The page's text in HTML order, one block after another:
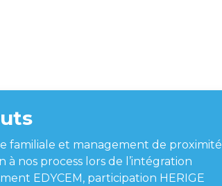
familiale et management de proximité
à nos process lors de l’intégration
EDYCEM, participation HERIGE